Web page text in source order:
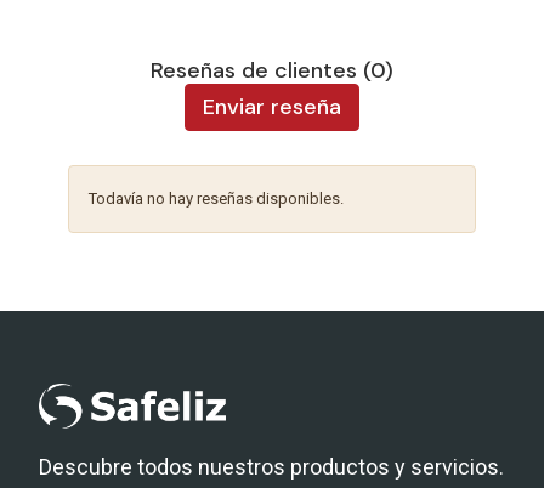
Reseñas de clientes (0)
Enviar reseña
Todavía no hay reseñas disponibles.
Descubre todos nuestros productos y servicios.